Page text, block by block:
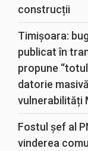
construcții
Timișoara:
publicat în
propune
datorie
vulnerabilități
Fostul șef al
vinderea